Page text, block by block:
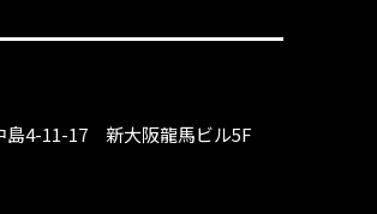
島4-11-17 新大阪龍馬ビル5F